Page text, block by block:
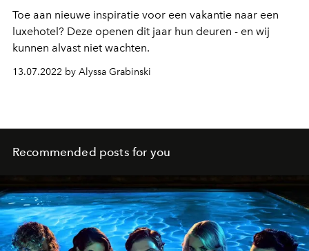
Toe aan nieuwe inspiratie voor een vakantie naar een
luxehotel? Deze openen dit jaar hun deuren - en wij
kunnen alvast niet wachten.
13.07.2022 by Alyssa Grabinski
Recommended posts for you